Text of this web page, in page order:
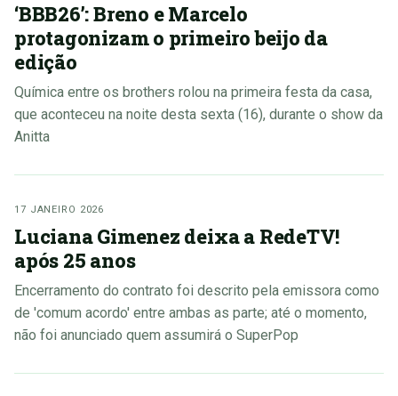
‘BBB26’: Breno e Marcelo
protagonizam o primeiro beijo da
edição
Química entre os brothers rolou na primeira festa da casa,
que aconteceu na noite desta sexta (16), durante o show da
Anitta
17 JANEIRO 2026
Luciana Gimenez deixa a RedeTV!
após 25 anos
Encerramento do contrato foi descrito pela emissora como
de 'comum acordo' entre ambas as parte; até o momento,
não foi anunciado quem assumirá o SuperPop